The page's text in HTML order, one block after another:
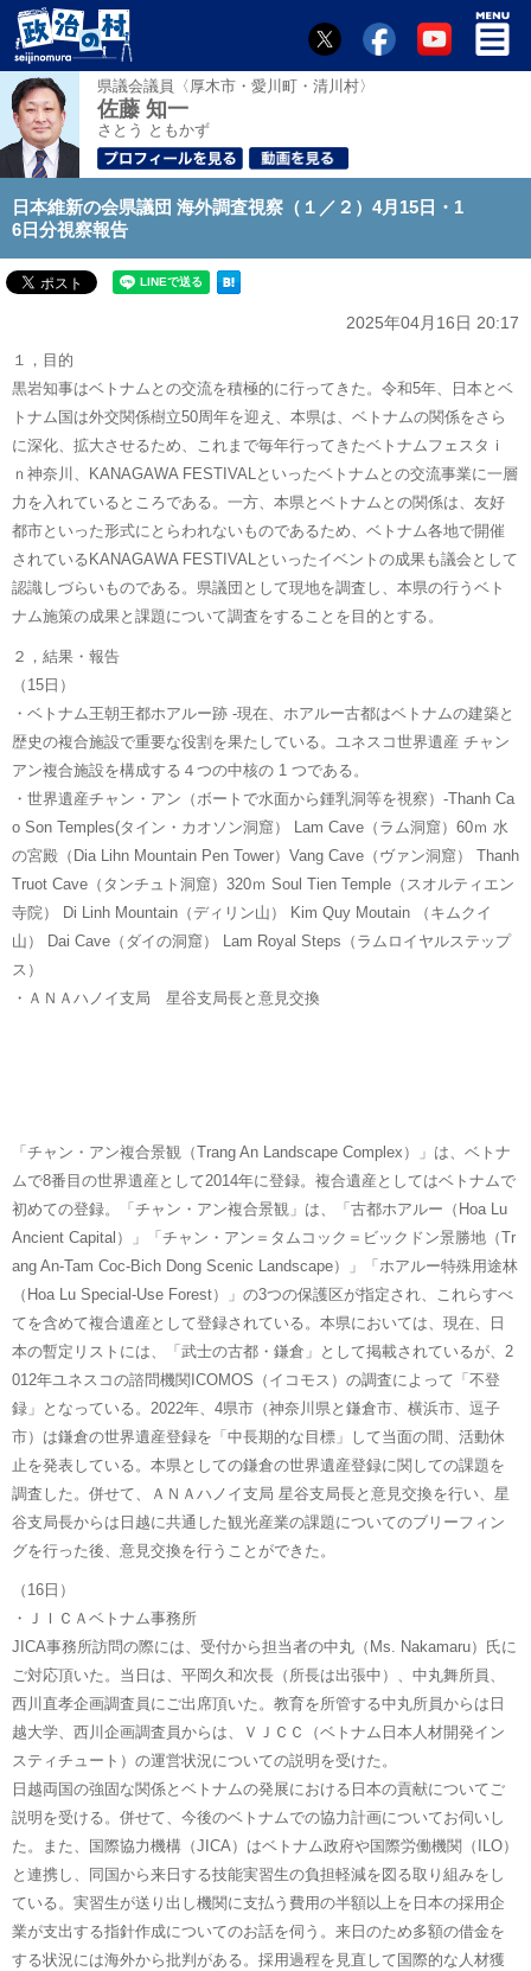
県議会議員〈厚木市・愛川町・清川村〉
佐藤 知一
さとう ともかず
日本維新の会県議団 海外調査視察（１／２）4月15日・1
6日分視察報告
2025年04月16日 20:17
１，目的
黒岩知事はベトナムとの交流を積極的に行ってきた。令和5年、日本とベ
トナム国は外交関係樹立50周年を迎え、本県は、ベトナムの関係をさら
に深化、拡大させるため、これまで毎年行ってきたベトナムフェスタｉ
ｎ神奈川、KANAGAWA FESTIVALといったベトナムとの交流事業に一層
力を入れているところである。一方、本県とベトナムとの関係は、友好
都市といった形式にとらわれないものであるため、ベトナム各地で開催
されているKANAGAWA FESTIVALといったイベントの成果も議会として
認識しづらいものである。県議団として現地を調査し、本県の行うベト
ナム施策の成果と課題について調査をすることを目的とする。
２，結果・報告
（15日）
・ベトナム王朝王都ホアルー跡 -現在、ホアルー古都はベトナムの建築と
歴史の複合施設で重要な役割を果たしている。ユネスコ世界遺産 チャン
アン複合施設を構成する４つの中核の 1 つである。
・世界遺産チャン・アン（ボートで水面から鍾乳洞等を視察）-Thanh Ca
o Son Temples(タイン・カオソン洞窟） Lam Cave（ラム洞窟）60ｍ 水
の宮殿（Dia Lihn Mountain Pen Tower）Vang Cave（ヴァン洞窟） Thanh
Truot Cave（タンチュト洞窟）320ｍ Soul Tien Temple（スオルティエン
寺院） Di Linh Mountain（ディリン山） Kim Quy Moutain （キムクイ
山） Dai Cave（ダイの洞窟） Lam Royal Steps（ラムロイヤルステップ
ス）
・ＡＮＡハノイ支局 星谷支局長と意見交換
「チャン・アン複合景観（Trang An Landscape Complex）」は、ベトナ
ムで8番目の世界遺産として2014年に登録。複合遺産としてはベトナムで
初めての登録。「チャン・アン複合景観」は、「古都ホアルー（Hoa Lu
Ancient Capital）」「チャン・アン＝タムコック＝ビックドン景勝地（Tr
ang An-Tam Coc-Bich Dong Scenic Landscape）」「ホアルー特殊用途林
（Hoa Lu Special-Use Forest）」の3つの保護区が指定され、これらすべ
てを含めて複合遺産として登録されている。本県においては、現在、日
本の暫定リストには、「武士の古都・鎌倉」として掲載されているが、2
012年ユネスコの諮問機関ICOMOS（イコモス）の調査によって「不登
録」となっている。2022年、4県市（神奈川県と鎌倉市、横浜市、逗子
市）は鎌倉の世界遺産登録を「中長期的な目標」して当面の間、活動休
止を発表している。本県としての鎌倉の世界遺産登録に関しての課題を
調査した。併せて、ＡＮＡハノイ支局 星谷支局長と意見交換を行い、星
谷支局長からは日越に共通した観光産業の課題についてのブリーフィン
グを行った後、意見交換を行うことができた。
（16日）
・ＪＩＣＡベトナム事務所
JICA事務所訪問の際には、受付から担当者の中丸（Ms. Nakamaru）氏に
ご対応頂いた。当日は、平岡久和次長（所長は出張中）、中丸舞所員、
西川直孝企画調査員にご出席頂いた。教育を所管する中丸所員からは日
越大学、西川企画調査員からは、ＶＪＣＣ（ベトナム日本人材開発イン
スティチュート）の運営状況についての説明を受けた。
日越両国の強固な関係とベトナムの発展における日本の貢献についてご
説明を受ける。併せて、今後のベトナムでの協力計画についてお伺いし
た。また、国際協力機構（JICA）はベトナム政府や国際労働機関（ILO）
と連携し、同国から来日する技能実習生の負担軽減を図る取り組みをし
ている。実習生が送り出し機関に支払う費用の半額以上を日本の採用企
業が支出する指針作成についてのお話を伺う。来日のため多額の借金を
する状況には海外から批判がある。採用過程を見直して国際的な人材獲